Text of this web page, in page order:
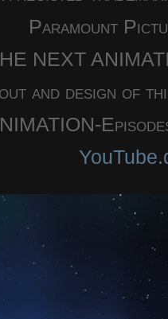
Paramount
NEXT
and design of